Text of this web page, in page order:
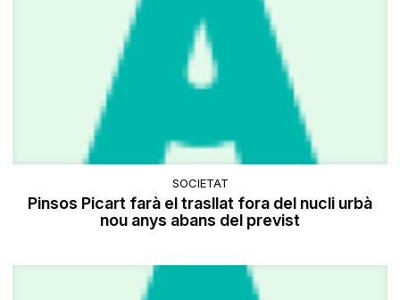
SOCIETAT
Pinsos Picart farà el trasllat fora del nucli urbà
nou anys abans del previst